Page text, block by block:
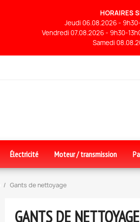
HORAIRES
Jeudi 06.08.2026 -
Vendredi 07.08.2026 - 9h30-
Samedi
Électricité Moteur / transmission
Gants de nettoyage
GANTS DE NETTOYAGE